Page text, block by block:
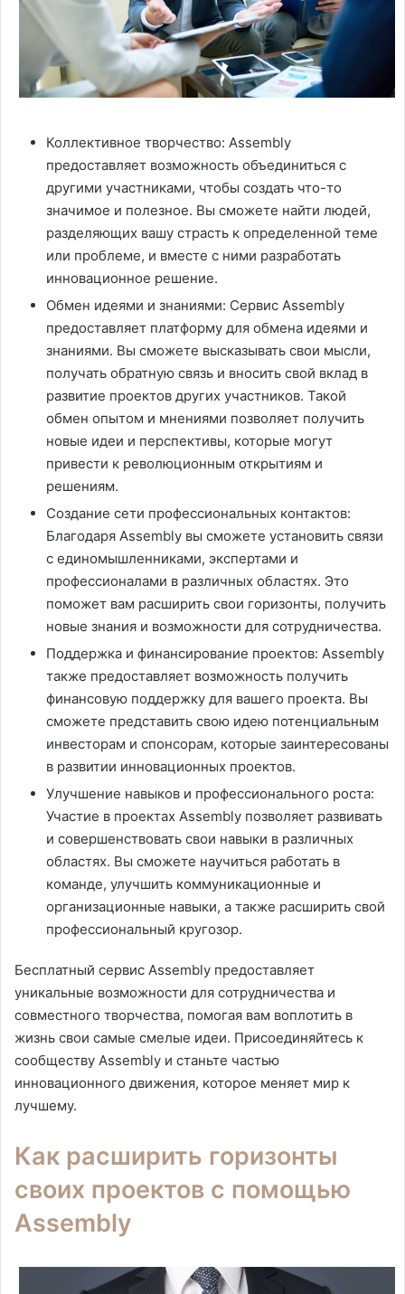
Коллективное творчество: Assembly
предоставляет возможность объединиться с
другими участниками, чтобы создать что-то
значимое и полезное. Вы сможете найти людей,
разделяющих вашу страсть к определенной теме
или проблеме, и вместе с ними разработать
инновационное решение.
Обмен идеями и знаниями: Сервис Assembly
предоставляет платформу для обмена идеями и
знаниями. Вы сможете высказывать свои мысли,
получать обратную связь и вносить свой вклад в
развитие проектов других участников. Такой
обмен опытом и мнениями позволяет получить
новые идеи и перспективы, которые могут
привести к революционным открытиям и
решениям.
Создание сети профессиональных контактов:
Благодаря Assembly вы сможете установить связи
с единомышленниками, экспертами и
профессионалами в различных областях. Это
поможет вам расширить свои горизонты, получить
новые знания и возможности для сотрудничества.
Поддержка и финансирование проектов: Assembly
также предоставляет возможность получить
финансовую поддержку для вашего проекта. Вы
сможете представить свою идею потенциальным
инвесторам и спонсорам, которые заинтересованы
в развитии инновационных проектов.
Улучшение навыков и профессионального роста:
Участие в проектах Assembly позволяет развивать
и совершенствовать свои навыки в различных
областях. Вы сможете научиться работать в
команде, улучшить коммуникационные и
организационные навыки, а также расширить свой
профессиональный кругозор.
Бесплатный сервис Assembly предоставляет
уникальные возможности для сотрудничества и
совместного творчества, помогая вам воплотить в
жизнь свои самые смелые идеи. Присоединяйтесь к
сообществу Assembly и станьте частью
инновационного движения, которое меняет мир к
лучшему.
Как расширить горизонты
своих проектов с помощью
Assembly